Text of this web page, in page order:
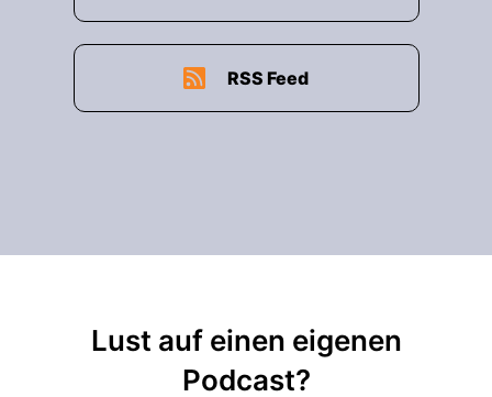
RSS Feed
Lust auf einen eigenen
Podcast?